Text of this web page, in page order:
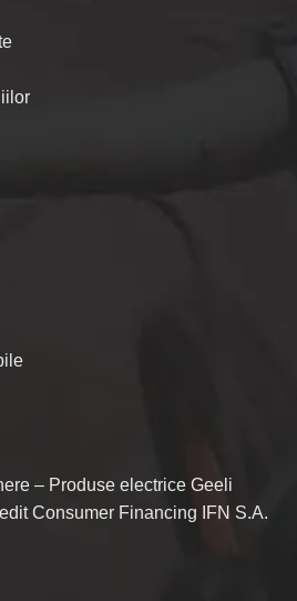
– Produse electrice Geeli
Consumer Financing IFN S.A.